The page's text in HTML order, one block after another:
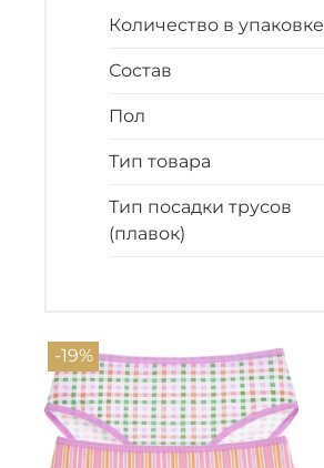
Количество в упаковке
Состав
Пол
Тип товара
Тип посадки трусов
(плавок)
-19%